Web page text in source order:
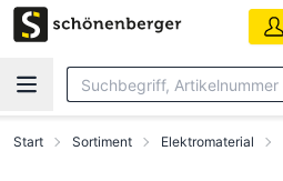
Zum Hauptinhalt springen
Start Sortiment Elektromaterial